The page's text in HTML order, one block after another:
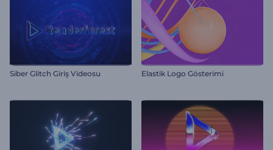
Siber Glitch Giriş Videosu Elastik Logo Gösterimi